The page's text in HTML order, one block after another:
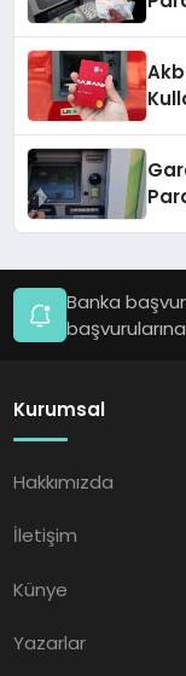
Banka
Kurumsal
Hakkımızda
İletişim
Künye
Yazarlar